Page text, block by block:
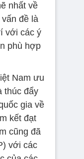
nhất về
đề là
với các ý
phù hợp
Nam ưu
thúc đẩy
gia về
kết đạt
cũng đã
với các